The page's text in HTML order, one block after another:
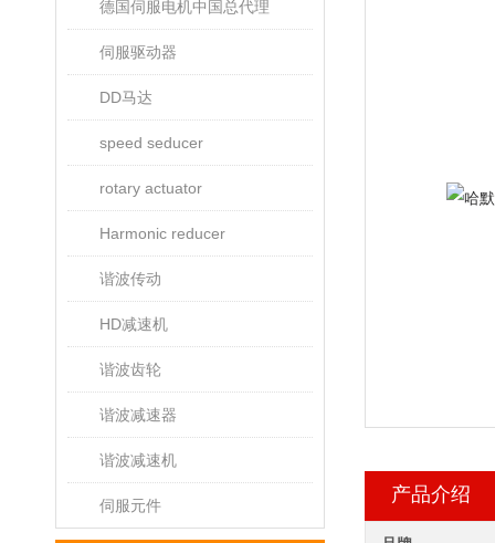
德国伺服电机中国总代理
伺服驱动器
DD马达
speed seducer
rotary actuator
Harmonic reducer
谐波传动
HD减速机
谐波齿轮
谐波减速器
谐波减速机
伺服元件 产品介绍